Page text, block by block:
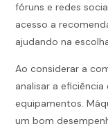
fóruns e redes
acesso a
ajudando na
Ao considerar a
analisar a
equipamentos.
um bom